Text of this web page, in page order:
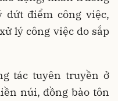
điểm công việc,
lý công việc do sắp
tác tuyên truyền ở
núi, đồng bào tôn